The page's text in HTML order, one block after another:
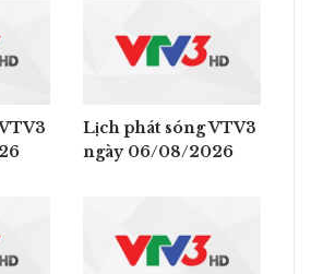
Lịch phát sóng VTV3
ngày 06/08/2026